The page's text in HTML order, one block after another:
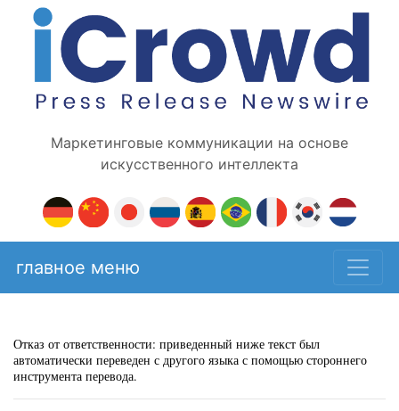
Маркетинговые коммуникации на основе
искусственного интеллекта
главное меню
Отказ от ответственности: приведенный ниже текст был
автоматически переведен с другого языка с помощью стороннего
инструмента перевода.